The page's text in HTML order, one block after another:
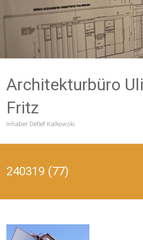
to
content
Architekturbüro Uli
Fritz
Inhaber Detlef Kalkowski
240319 (77)